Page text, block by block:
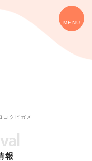
MENU
コクビガメ
報